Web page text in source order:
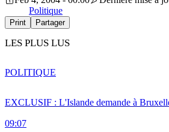
Politique
Print Partager
LES PLUS LUS
EXCLUSIF : L'Islande demande à
09:07
POLITIQUE